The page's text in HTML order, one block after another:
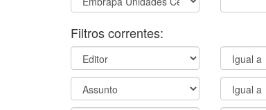
Filtros correntes: